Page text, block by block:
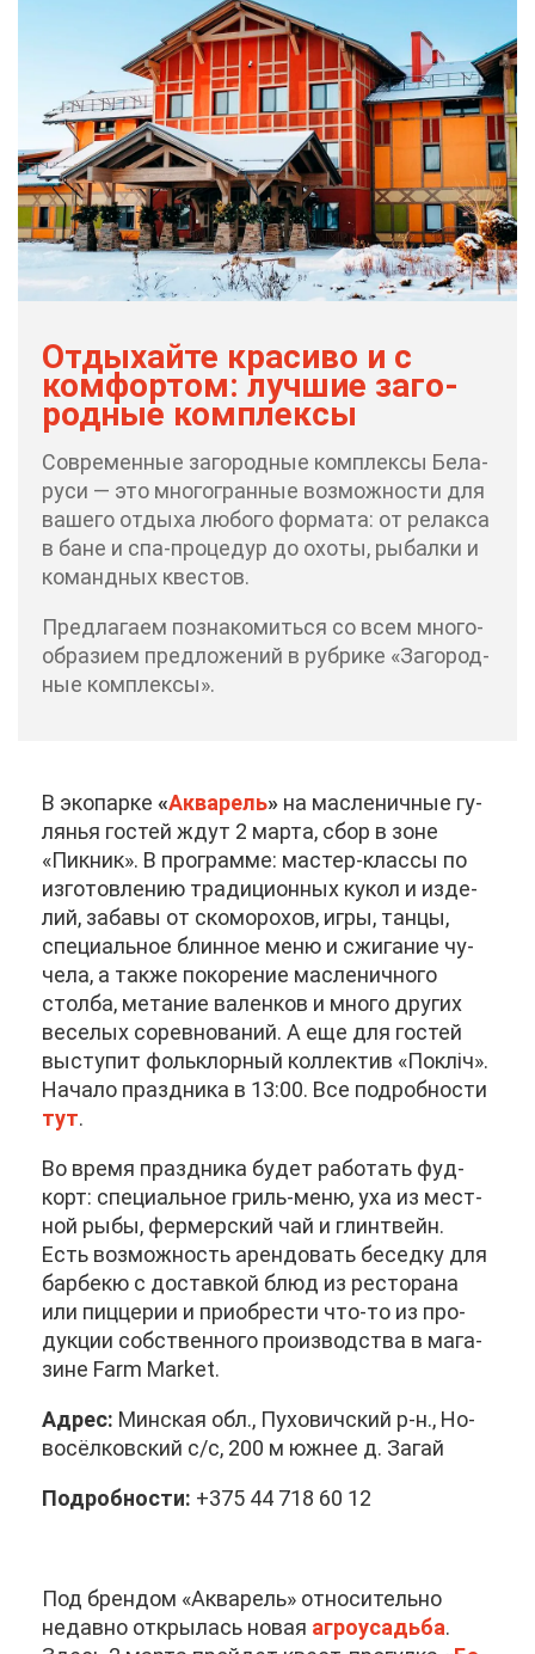
От­ды­хай­те кра­си­во и с
ком­фор­том: луч­шие за­го­
род­ные ком­плек­сы
Со­вре­мен­ные за­го­род­ные ком­плек­сы Бе­ла­
ру­си — это мно­го­гран­ные воз­мож­но­сти для
ва­ше­го от­ды­ха лю­бо­го фор­ма­та: от ре­лак­са
в бане и спа-про­це­дур до охо­ты, ры­бал­ки и
ко­манд­ных кве­стов.
Пред­ла­га­ем по­зна­ко­мить­ся со всем мно­го­
об­ра­зи­ем пред­ло­же­ний в руб­ри­ке «За­го­род­
ные ком­плек­сы».
В эко­пар­ке «Ак­ва­рель» на мас­ле­нич­ные гу­
ля­нья го­стей ждут 2 мар­та, сбор в зоне
«Пик­ник». В про­грам­ме: ма­стер-клас­сы по
из­го­тов­ле­нию тра­ди­ци­он­ных ку­кол и из­де­
лий, за­ба­вы от ско­мо­ро­хов, иг­ры, тан­цы,
спе­ци­аль­ное блин­ное ме­ню и сжи­га­ние чу­
че­ла, а та­к­же по­ко­ре­ние мас­ле­нич­но­го
стол­ба, ме­та­ние ва­лен­ков и мно­го дру­гих
ве­се­лых со­рев­но­ва­ний. А еще для го­стей
вы­сту­пит фольк­лор­ный кол­лек­тив «По­клiч».
На­ча­ло празд­ни­ка в 13:00. Все по­дроб­но­сти
тут.
Во вре­мя празд­ни­ка бу­дет ра­бо­тать фуд­
корт: спе­ци­аль­ное гриль-ме­ню, уха из мест­
ной ры­бы, фер­мер­ский чай и глинт­вейн.
Есть воз­мож­ность арен­до­вать бе­сед­ку для
бар­бекю с до­став­кой блюд из ре­сто­ра­на
или пиц­це­рии и при­об­ре­сти что-то из про­
дук­ции соб­ствен­но­го про­из­вод­ства в ма­га­
зине Farm Market.
Ад­рес: Мин­ская обл., Пу­хо­вич­ский р-н., Но­
во­сёл­ков­ский с/с, 200 м юж­нее д. За­гай
По­дроб­но­сти: +375 44 718 60 12
Под брен­дом «Ак­ва­рель» от­но­си­тель­но
недав­но от­кры­лась но­вая аг­ро­усадь­ба.